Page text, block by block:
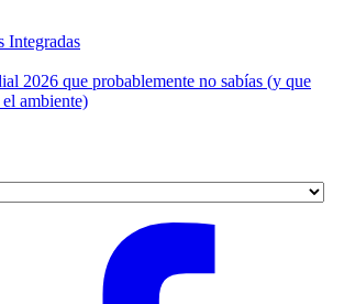
Integradas
2026 que probablemente no sabías (y que
ambiente)